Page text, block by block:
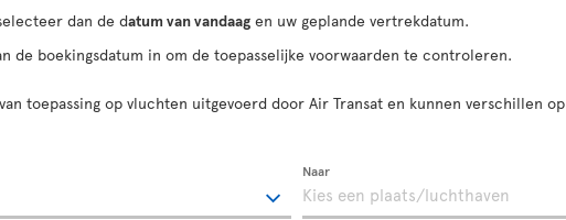
dan de datum van vandaag en uw geplande vertrekdatum.
de boekingsdatum in om de toepasselijke voorwaarden te controleren.
toepassing op vluchten uitgevoerd door Air Transat en kunnen verschillen op
Naar